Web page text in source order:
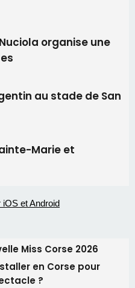
organise une
au stade de San
Marie et
Miss Corse 2026
en Corse pour
?